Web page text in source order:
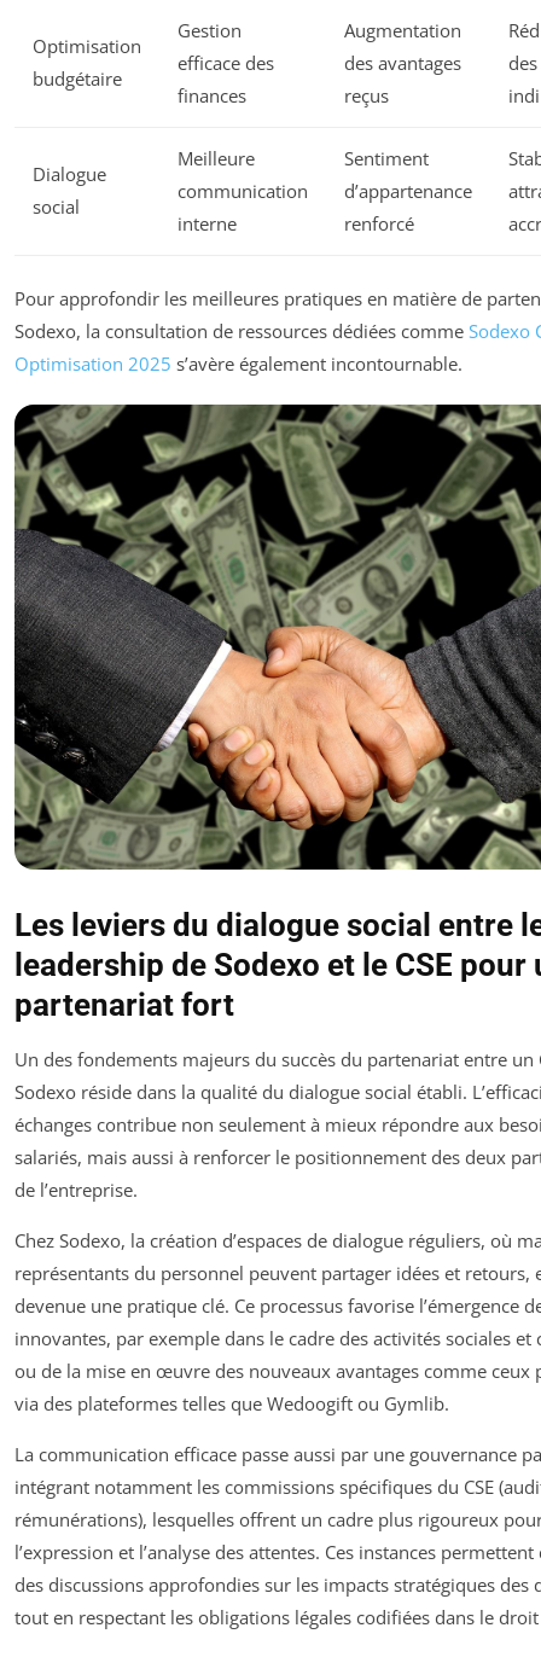
Optimisation
budgétaire
Gestion
efficace des
finances
Augmentation
des avantages
reçus
Dialogue
social
Meilleure
communication
interne
Sentiment
d’appartenance
renforcé
Pour approfondir les meilleures pratiques en matière de
Sodexo, la consultation de ressources dédiées comme Sodexo
Optimisation 2025 s’avère également incontournable.
Les leviers du dialogue social entre
leadership de Sodexo et le CSE pour
partenariat fort
Un des fondements majeurs du succès du partenariat entre un
Sodexo réside dans la qualité du dialogue social établi.
échanges contribue non seulement à mieux répondre aux
salariés, mais aussi à renforcer le positionnement des deux
de l’entreprise.
Chez Sodexo, la création d’espaces de dialogue réguliers, où
représentants du personnel peuvent partager idées et retours,
devenue une pratique clé. Ce processus favorise l’émergence
innovantes, par exemple dans le cadre des activités sociales et
ou de la mise en œuvre des nouveaux avantages comme ceux
via des plateformes telles que Wedoogift ou Gymlib.
La communication efficace passe aussi par une gouvernance
intégrant notamment les commissions spécifiques du CSE
rémunérations), lesquelles offrent un cadre plus rigoureux
l’expression et l’analyse des attentes. Ces instances permettent
des discussions approfondies sur les impacts stratégiques des
tout en respectant les obligations légales codifiées dans le